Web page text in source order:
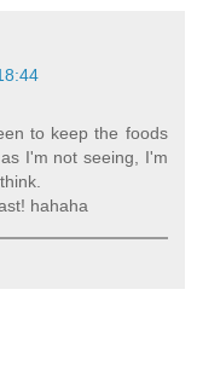
to keep the foods
I'm not seeing, I'm
hahaha